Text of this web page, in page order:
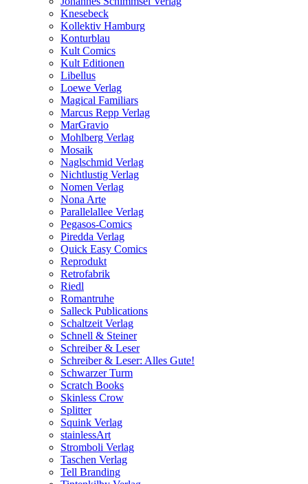
Knesebeck
Kollektiv Hamburg
Konturblau
Kult Comics
Kult Editionen
Libellus
Loewe Verlag
Magical Familiars
Marcus Repp Verlag
MarGravio
Mohlberg Verlag
Mosaik
Naglschmid Verlag
Nichtlustig Verlag
Nomen Verlag
Nona Arte
Parallelallee Verlag
Pegasos-Comics
Piredda Verlag
Quick Easy Comics
Reprodukt
Retrofabrik
Riedl
Romantruhe
Salleck Publications
Schaltzeit Verlag
Schnell & Steiner
Schreiber & Leser
Schreiber & Leser: Alles Gute!
Schwarzer Turm
Scratch Books
Skinless Crow
Splitter
Squink Verlag
stainlessArt
Stromboli Verlag
Taschen Verlag
Tell Branding